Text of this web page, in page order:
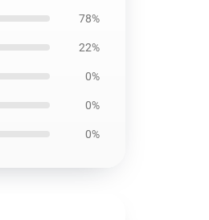
78%
22%
0%
0%
0%